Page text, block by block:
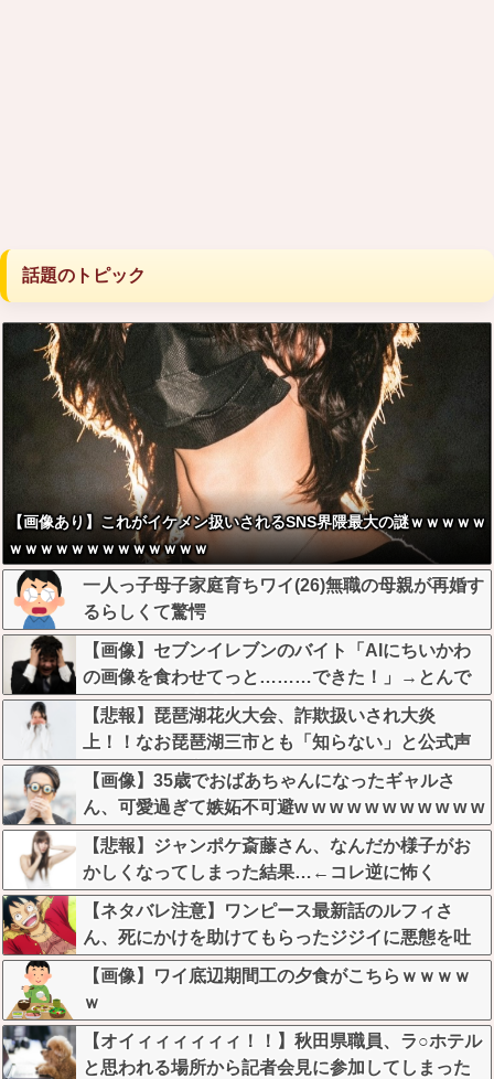
話題のトピック
【画像あり】これがイケメン扱いされるSNS界隈最大の謎ｗｗｗｗｗ
ｗｗｗｗｗｗｗｗｗｗｗｗｗ
一人っ子母子家庭育ちワイ(26)無職の母親が再婚す
るらしくて驚愕
【画像】セブンイレブンのバイト「AIにちいかわ
の画像を食わせてっと………できた！」→とんで
もないものが出来上がってしまうw w w w w
【悲報】琵琶湖花火大会、詐欺扱いされ大炎
上！！なお琵琶湖三市とも「知らない」と公式声
明←これどう言うことなんや！？？？？？？？？
【画像】35歳でおばあちゃんになったギャルさ
ん、可愛過ぎて嫉妬不可避w w w w w w w w w w w
【悲報】ジャンポケ斎藤さん、なんだか様子がお
かしくなってしまった結果…←コレ逆に怖く
ね…？
【ネタバレ注意】ワンピース最新話のルフィさ
ん、死にかけを助けてもらったジジイに悪態を吐
いてしまう・・・
【画像】ワイ底辺期間工の夕食がこちらｗｗｗｗ
ｗ
【オイィィィィィィ！！】秋田県職員、ラ○ホテル
と思われる場所から記者会見に参加してしまった